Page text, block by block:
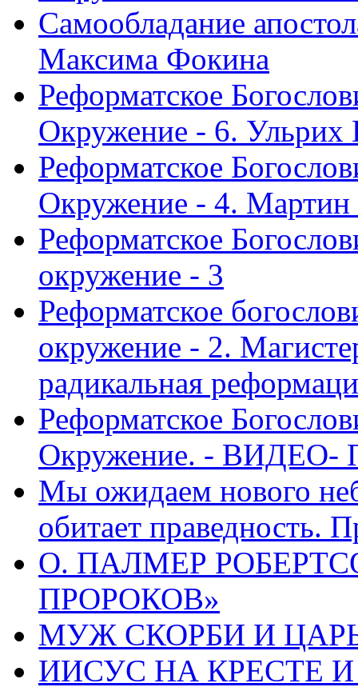
Самообладание
Максима Фокина
Реформатское
Окружение - 6. Ульрих
Реформатское
Окружение - 4.
Реформатское
окружение - 3
Реформатское
окружение - 2.
радикальная
Реформатское
Окружение. - ВИДЕО-
Мы ожидаем нового
обитает праведность.
О. ПАЛМЕР
ПРОРОКОВ»
МУЖ СКОРБИ И ЦАРЬ
ИИСУС НА КРЕСТЕ